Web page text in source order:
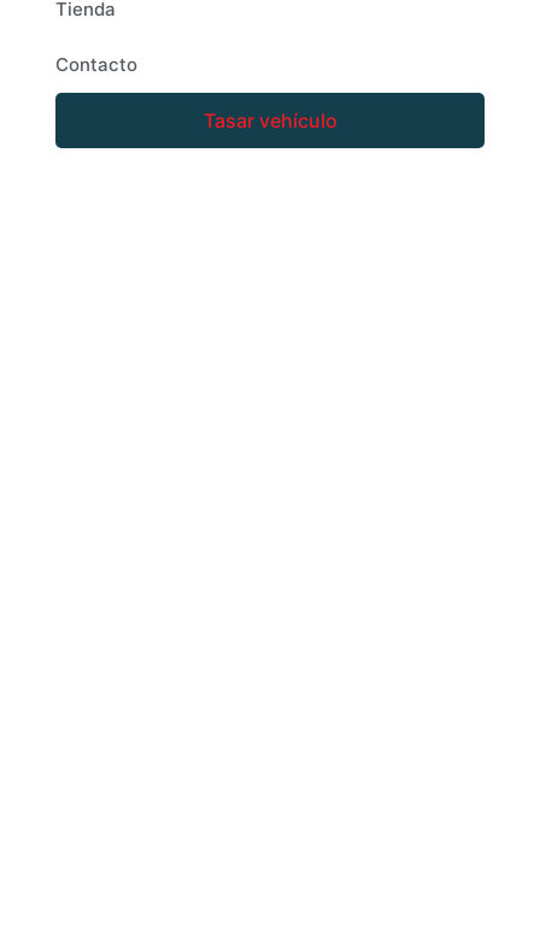
Tienda
Contacto
Tasar vehículo